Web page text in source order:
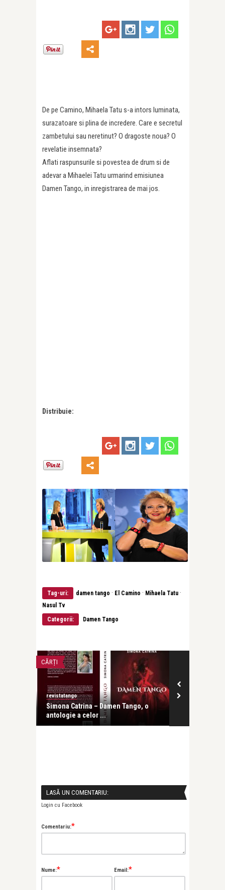
De pe Camino, Mihaela Tatu s-a intors luminata,
surazatoare si plina de incredere. Care e secretul
zambetului sau neretinut? O dragoste noua? O
revelatie insemnata?
Aflati raspunsurile si povestea de drum si de
adevar a Mihaelei Tatu urmarind emisiunea
Damen Tango, in inregistrarea de mai jos.
Distribuie:
Tag-uri: damen tango · El Camino · Mihaela Tatu ·
Nasul Tv
Categorii:
Damen Tango
CĂRȚI
revistatango
Simona Catrina – Damen Tango, o
antologie a celor ...
LASĂ UN COMENTARIU:
Login cu Facebook
Comentariu:*
Nume:* Email:*